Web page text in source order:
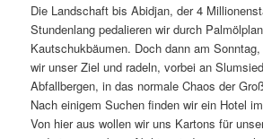
Die Landschaft bis Abidjan, der 4
Stundenlang pedalieren wir durch
Kautschukbäumen. Doch dann am
wir unser Ziel und radeln, vorbei an
Abfallbergen, in das normale Chaos der
Nach einigem Suchen finden wir ein Hotel
Von hier aus wollen wir uns Kartons für